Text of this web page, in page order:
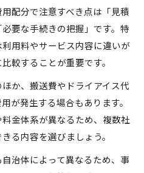
配分で注意すべき点は「見積
要な手続きの把握」です。特
用料やサービス内容に違いが
較することが重要です。
か、搬送費やドライアイス代
が発生する場合もあります。
金体系が異なるため、複数社
る内容を選びましょう。
治体によって異なるため、事